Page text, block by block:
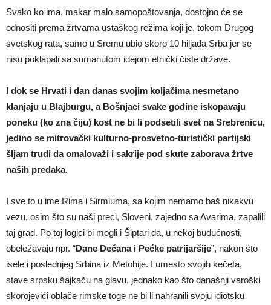
Svako ko ima, makar malo samopoštovanja, dostojno će se
odnositi prema žrtvama ustaškog režima koji je, tokom Drugog
svetskog rata, samo u Sremu ubio skoro 10 hiljada Srba jer se
nisu poklapali sa sumanutom idejom etnički čiste države.
I dok se Hrvati i dan danas svojim koljačima nesmetano
klanjaju u Blajburgu, a Bošnjaci svake godine iskopavaju
poneku (ko zna čiju) kost ne bi li podsetili svet na Srebrenicu,
jedino se mitrovački kulturno-prosvetno-turistički partijski
šljam trudi da omalovaži i sakrije pod skute zaborava žrtve
naših predaka.
I sve to u ime Rima i Sirmiuma, sa kojim nemamo baš nikakvu
vezu, osim što su naši preci, Sloveni, zajedno sa Avarima, zapalili
taj grad. Po toj logici bi mogli i Šiptari da, u nekoj budućnosti,
obeležavaju npr. “Dane Dečana i Pećke patrijaršije”, nakon što
isele i poslednjeg Srbina iz Metohije. I umesto svojih kečeta,
stave srpsku šajkaču na glavu, jednako kao što današnji varoški
skorojevići oblače rimske toge ne bi li nahranili svoju idiotsku